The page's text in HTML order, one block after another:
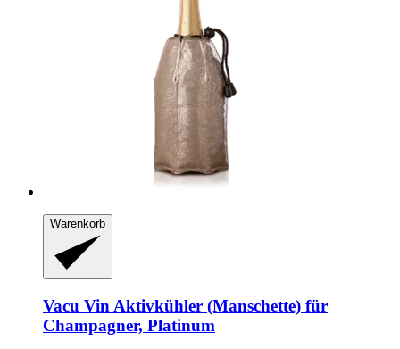
Warenkorb
Vacu Vin Aktivkühler (Manschette) für
Champagner, Platinum